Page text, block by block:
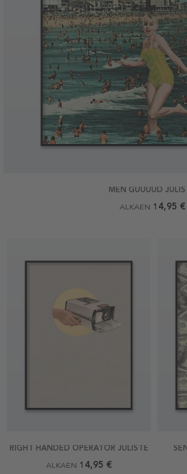
MEN GUUUUD
ALKAEN 14,95 €
RIGHT HANDED OPERATOR JULISTE
ALKAEN 14,95 €